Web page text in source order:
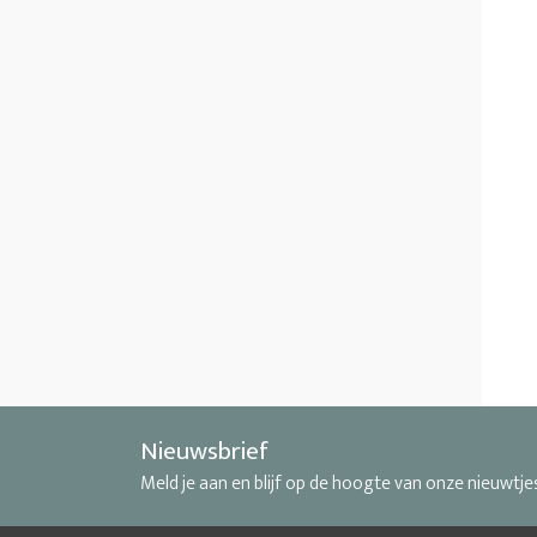
Nieuwsbrief
Meld je aan en blijf op de hoogte van onze